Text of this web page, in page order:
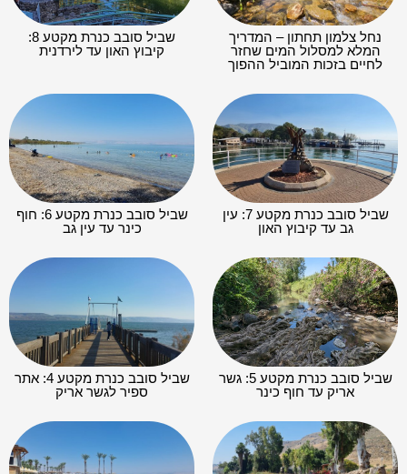
נחל צלמון תחתון – המדריך
המלא למסלול המים שחזר
לחיים בזכות המוביל ההפוך
שביל סובב כנרת מקטע 8:
קיבוץ האון עד לירדנית
שביל סובב כנרת מקטע 7: עין
גב עד קיבוץ האון
שביל סובב כנרת מקטע 6: חוף
כינר עד עין גב
שביל סובב כנרת מקטע 5: גשר
אריק עד חוף כינר
שביל סובב כנרת מקטע 4: אתר
ספיר לגשר אריק